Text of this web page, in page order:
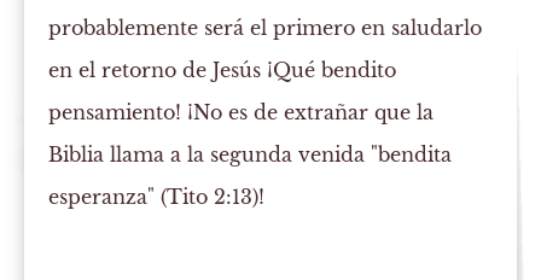
probablemente será el primero en saludarlo
en el retorno de Jesús ¡Qué bendito
pensamiento! ¡No es de extrañar que la
Biblia llama a la segunda venida "bendita
esperanza" (Tito 2:13)!